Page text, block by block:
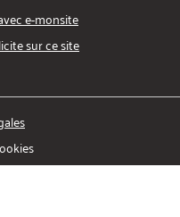
e-monsite
sur ce site